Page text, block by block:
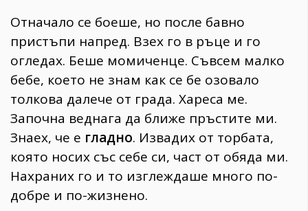
Отначало се боеше, но после бавно
пристъпи напред. Взех го в ръце и го
огледах. Беше момиченце. Съвсем малко
бебе, което не знам как се бе озовало
толкова далече от града. Хареса ме.
Започна веднага да ближе пръстите ми.
Знаех, че е гладно. Извадих от торбата,
която носих със себе си, част от обяда ми.
Нахраних го и то изглеждаше много по-
добре и по-жизнено.